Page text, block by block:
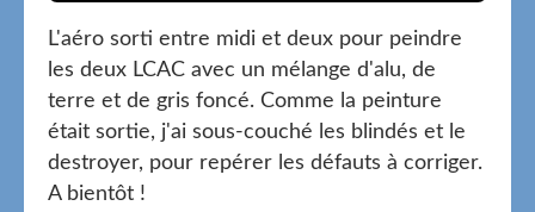
L'aéro sorti entre midi et deux pour peindre
les deux LCAC avec un mélange d'alu, de
terre et de gris foncé. Comme la peinture
était sortie, j'ai sous-couché les blindés et le
destroyer, pour repérer les défauts à corriger.
A bientôt !